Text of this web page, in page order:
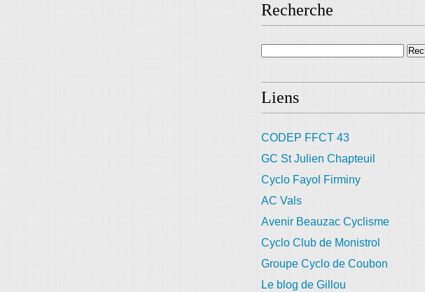
Recherche
Liens
CODEP FFCT 43
GC St Julien Chapteuil
Cyclo Fayol Firminy
AC Vals
Avenir Beauzac Cyclisme
Cyclo Club de Monistrol
Groupe Cyclo de Coubon
Le blog de Gillou